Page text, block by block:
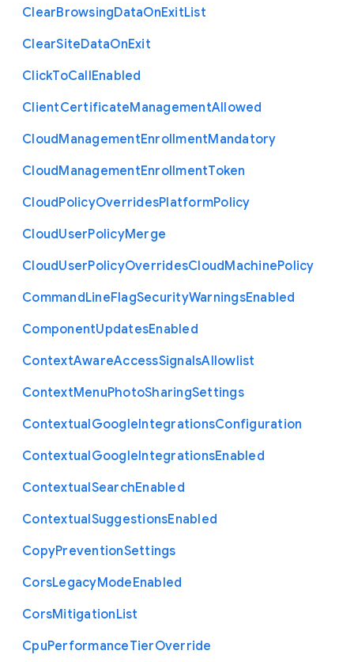
ClearBrowsingDataOnExitList
ClearSiteDataOnExit
ClickToCallEnabled
ClientCertificateManagementAllowed
CloudManagementEnrollmentMandatory
CloudManagementEnrollmentToken
CloudPolicyOverridesPlatformPolicy
CloudUserPolicyMerge
CloudUserPolicyOverridesCloudMachinePolicy
CommandLineFlagSecurityWarningsEnabled
ComponentUpdatesEnabled
ContextAwareAccessSignalsAllowlist
ContextMenuPhotoSharingSettings
ContextualGoogleIntegrationsConfiguration
ContextualGoogleIntegrationsEnabled
ContextualSearchEnabled
ContextualSuggestionsEnabled
CopyPreventionSettings
CorsLegacyModeEnabled
CorsMitigationList
CpuPerformanceTierOverride